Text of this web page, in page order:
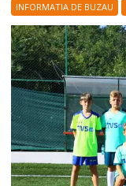
INFORMATIA DE BUZAU